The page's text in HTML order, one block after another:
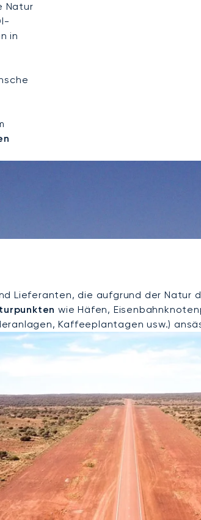
Natur
in
Lieferanten, die aufgrund der Natur
wie Häfen,
Kaffeeplantagen usw.)